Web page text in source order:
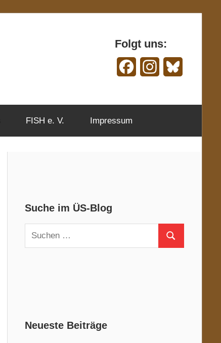
Folgt uns:
FacebookInstagram
FISH e. V. Impressum
Suche im ÜS-Blog
Suchen
nach:
Suchen
Neueste Beiträge